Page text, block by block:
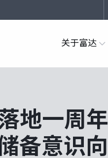
关于富达
地一周年
备意识向